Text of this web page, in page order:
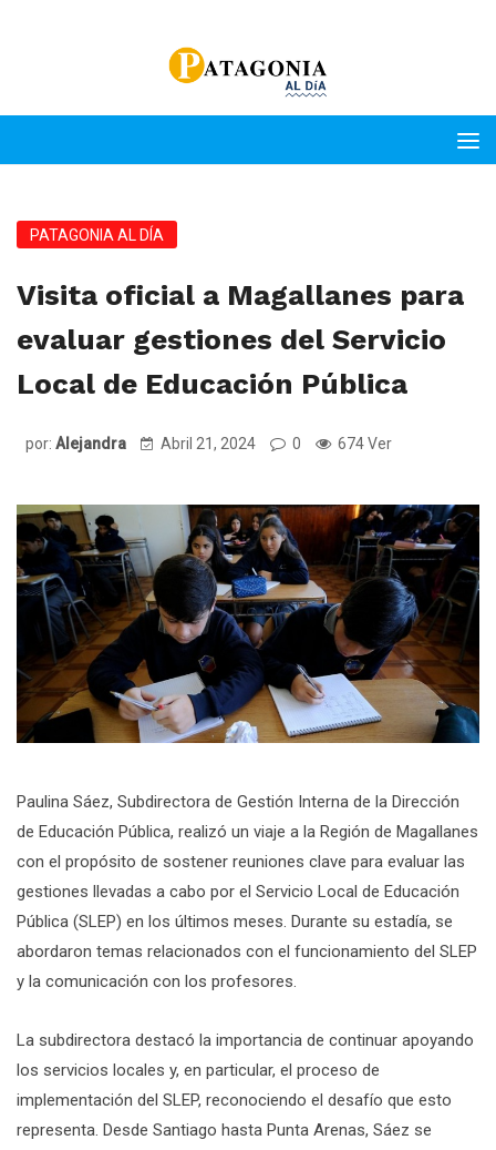
PATAGONIA AL DÍA
Visita oficial a Magallanes para
evaluar gestiones del Servicio
Local de Educación Pública
por: Alejandra Abril 21, 2024 0 674 Ver
Paulina Sáez, Subdirectora de Gestión Interna de la Dirección
de Educación Pública, realizó un viaje a la Región de Magallanes
con el propósito de sostener reuniones clave para evaluar las
gestiones llevadas a cabo por el Servicio Local de Educación
Pública (SLEP) en los últimos meses. Durante su estadía, se
abordaron temas relacionados con el funcionamiento del SLEP
y la comunicación con los profesores.
La subdirectora destacó la importancia de continuar apoyando
los servicios locales y, en particular, el proceso de
implementación del SLEP, reconociendo el desafío que esto
representa. Desde Santiago hasta Punta Arenas, Sáez se